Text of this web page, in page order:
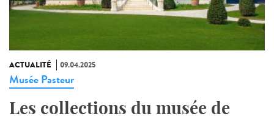
ACTUALITÉ 09.04.2025
Musée Pasteur
Les collections du musée de